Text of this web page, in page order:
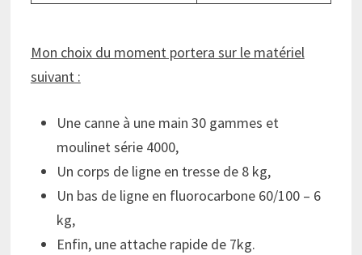
Mon choix du moment portera sur le matériel
suivant :
Une canne à une main 30 gammes et
moulinet série 4000,
Un corps de ligne en tresse de 8 kg,
Un bas de ligne en fluorocarbone 60/100 – 6
kg,
Enfin, une attache rapide de 7kg.